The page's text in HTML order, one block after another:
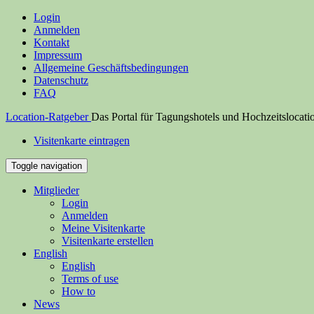
Login
Anmelden
Kontakt
Impressum
Allgemeine Geschäftsbedingungen
Datenschutz
FAQ
Location-Ratgeber Das Portal für Tagungshotels und
Visitenkarte eintragen
Toggle navigation
Mitglieder
Login
Anmelden
Meine Visitenkarte
Visitenkarte erstellen
English
English
Terms of use
How to
News